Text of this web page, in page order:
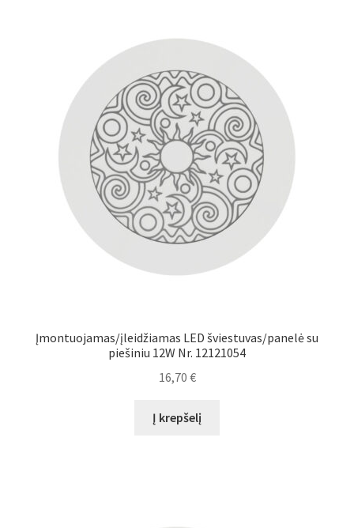
Įmontuojamas/įleidžiamas LED šviestuvas/panelė su
piešiniu 12W Nr. 12121054
16,70 €
Į krepšelį